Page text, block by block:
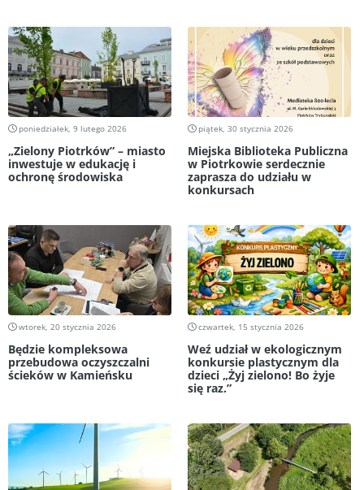
poniedziałek, 9 lutego 2026
„Zielony Piotrków” – miasto
inwestuje w edukację i
ochronę środowiska
piątek, 30 stycznia 2026
Miejska Biblioteka Publiczna
w Piotrkowie serdecznie
zaprasza do udziału w
konkursach
wtorek, 20 stycznia 2026
Będzie kompleksowa
przebudowa oczyszczalni
ścieków w Kamieńsku
czwartek, 15 stycznia 2026
Weź udział w ekologicznym
konkursie plastycznym dla
dzieci „Żyj zielono! Bo żyje
się raz.”